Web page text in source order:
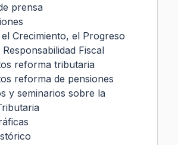
prensa
Crecimiento, el Progreso
Fiscal
reforma tributaria
reforma de pensiones
y seminarios sobre la